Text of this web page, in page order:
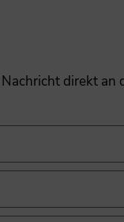
direkt an